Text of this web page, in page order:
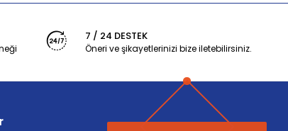
7 / 24 DESTEK
Öneri ve şikayetlerinizi bize iletebilirsiniz.